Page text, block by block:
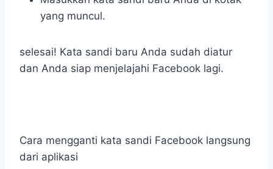
yang muncul.
selesai! Kata sandi baru Anda sudah diatur
dan Anda siap menjelajahi Facebook lagi.
Cara mengganti kata sandi Facebook langsung
dari aplikasi